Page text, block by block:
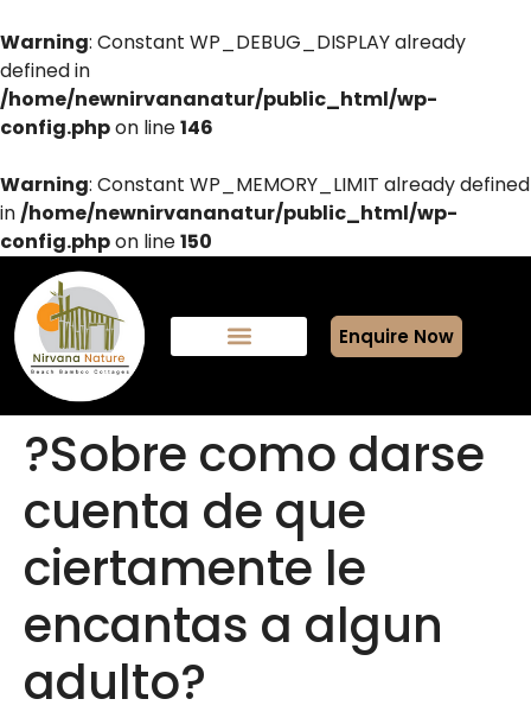
Warning: Constant WP_DEBUG_DISPLAY already
defined in
/home/newnirvananatur/public_html/wp-
config.phpon line146
Warning: Constant WP_MEMORY_LIMIT already defined
in/home/newnirvananatur/public_html/wp-
config.phpon line150
Enquire Now
?Sobre como darse
cuenta de que
ciertamente le
encantas a algun
adulto?